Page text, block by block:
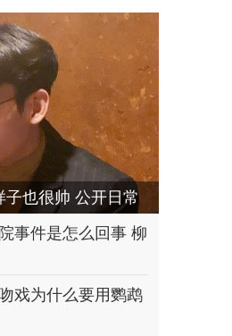
子也很帅 公开日常
片
事件是怎么回事 柳
戏为什么要用鹦鹉